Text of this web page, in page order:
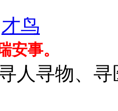
才鸟
安事。
人寻物、